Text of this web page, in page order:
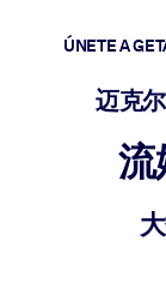
Construya una
Para LMS/
obtener
ÚNETE A
迈克
流